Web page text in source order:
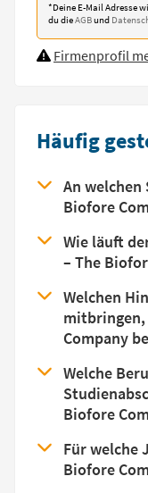
*Deine E-Mail Adresse
du dieAGBund
Firmenprofil
Häufig
An welchen
Biofore
Wie läuft
– The
Welchen
mitbringen,
Company
Welche
Biofore
Für welche
Biofore